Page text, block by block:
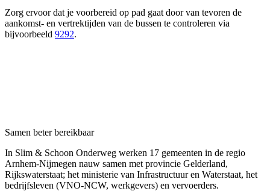
Zorg ervoor dat je voorbereid op pad gaat door van tevoren de
aankomst- en vertrektijden van de bussen te controleren via
bijvoorbeeld 9292.
Samen beter bereikbaar
In Slim & Schoon Onderweg werken 17 gemeenten in de regio
Arnhem-Nijmegen nauw samen met provincie Gelderland,
Rijkswaterstaat; het ministerie van Infrastructuur en Waterstaat, het
bedrijfsleven (VNO-NCW, werkgevers) en vervoerders.